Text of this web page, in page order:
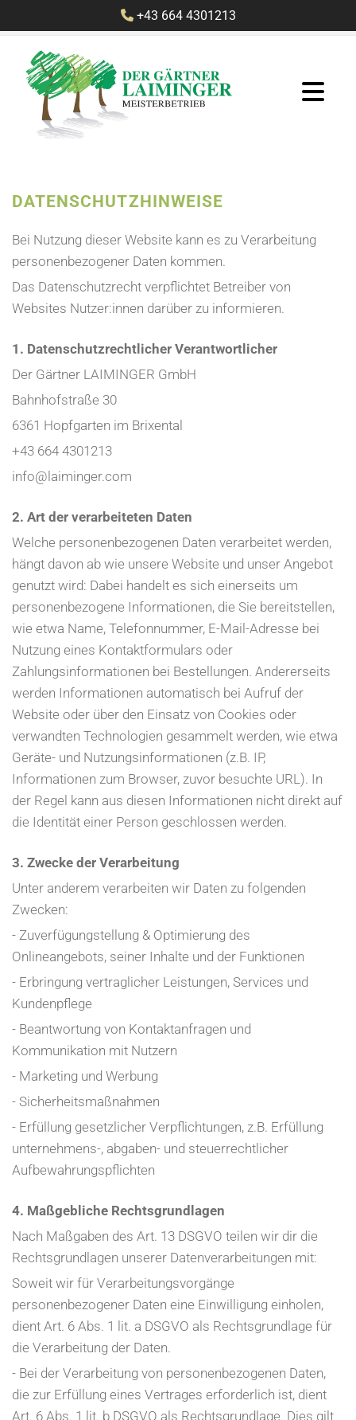
 +43 664 4301213
DATENSCHUTZHINWEISE
Bei Nutzung dieser Website kann es zu Verarbeitung
personenbezogener Daten kommen.
Das Datenschutzrecht verpflichtet Betreiber von
Websites Nutzer:innen darüber zu informieren.
1. Datenschutzrechtlicher Verantwortlicher
Der Gärtner LAIMINGER GmbH
Bahnhofstraße 30
6361 Hopfgarten im Brixental
+43 664 4301213
info@laiminger.com
2. Art der verarbeiteten Daten
Welche personenbezogenen Daten verarbeitet werden,
hängt davon ab wie unsere Website und unser Angebot
genutzt wird: Dabei handelt es sich einerseits um
personenbezogene Informationen, die Sie bereitstellen,
wie etwa Name, Telefonnummer, E-Mail-Adresse bei
Nutzung eines Kontaktformulars oder
Zahlungsinformationen bei Bestellungen. Andererseits
werden Informationen automatisch bei Aufruf der
Website oder über den Einsatz von Cookies oder
verwandten Technologien gesammelt werden, wie etwa
Geräte- und Nutzungsinformationen (z.B. IP,
Informationen zum Browser, zuvor besuchte URL). In
der Regel kann aus diesen Informationen nicht direkt auf
die Identität einer Person geschlossen werden.
3. Zwecke der Verarbeitung
Unter anderem verarbeiten wir Daten zu folgenden
Zwecken:
- Zuverfügungstellung & Optimierung des
Onlineangebots, seiner Inhalte und der Funktionen
- Erbringung vertraglicher Leistungen, Services und
Kundenpflege
- Beantwortung von Kontaktanfragen und
Kommunikation mit Nutzern
- Marketing und Werbung
- Sicherheitsmaßnahmen
- Erfüllung gesetzlicher Verpflichtungen, z.B. Erfüllung
unternehmens-, abgaben- und steuerrechtlicher
Aufbewahrungspflichten
4. Maßgebliche Rechtsgrundlagen
Nach Maßgaben des Art. 13 DSGVO teilen wir dir die
Rechtsgrundlagen unserer Datenverarbeitungen mit:
Soweit wir für Verarbeitungsvorgänge
personenbezogener Daten eine Einwilligung einholen,
dient Art. 6 Abs. 1 lit. a DSGVO als Rechtsgrundlage für
die Verarbeitung der Daten.
- Bei der Verarbeitung von personenbezogenen Daten,
die zur Erfüllung eines Vertrages erforderlich ist, dient
Art. 6 Abs. 1 lit. b DSGVO als Rechtsgrundlage. Dies gilt